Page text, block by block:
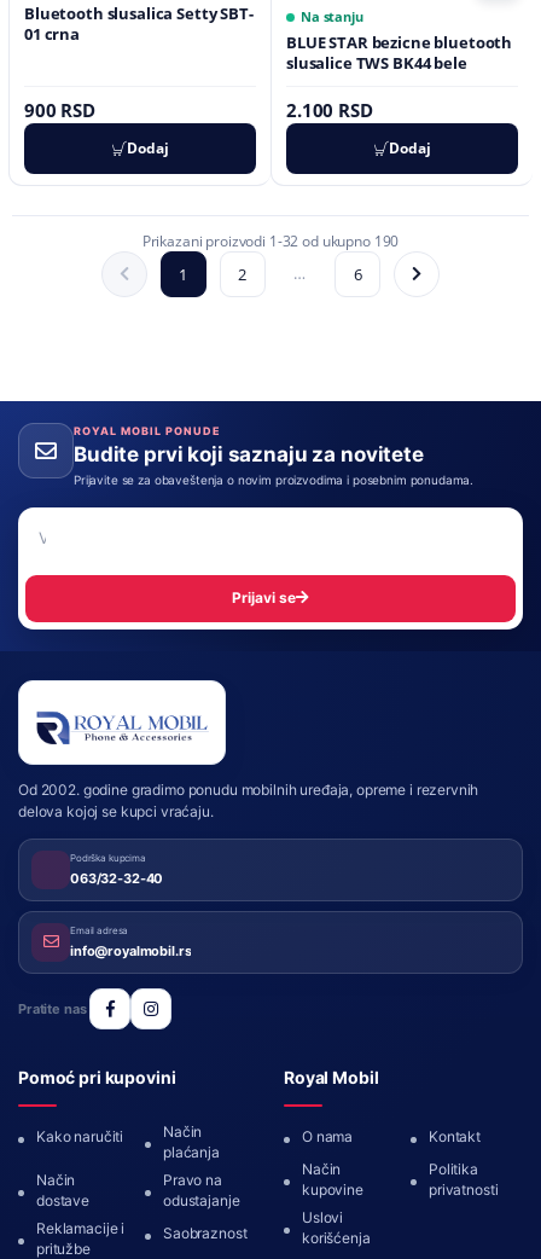
Bluetooth slusalica Setty SBT-
01 crna
900 RSD
Dodaj
Na stanju
BLUE STAR bezicne bluetooth
slusalice TWS BK44 bele
2.100 RSD
Dodaj
Prikazani proizvodi 1-32 od ukupno 190
1 2 … 6
ROYAL MOBIL PONUDE
Budite prvi koji saznaju za novitete
Prijavite se za obaveštenja o novim proizvodima i posebnim ponudama.
Email adresa
Prijavi se
Royal Mobil
Od 2002. godine gradimo ponudu mobilnih uređaja, opreme i rezervnih
delova kojoj se kupci vraćaju.
Podrška kupcima
063/32-32-40
Email adresa
info@royalmobil.rs
Pratite nas
Pomoć pri kupovini
Kako naručiti
Način
plaćanja
Način
dostave
Pravo na
odustajanje
Reklamacije i
pritužbe
Saobraznost
Royal Mobil
O nama
Kontakt
Način
kupovine
Politika
privatnosti
Uslovi
korišćenja